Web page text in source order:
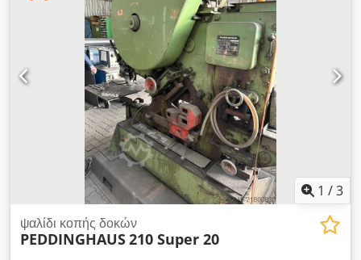
1 /3
ψαλίδι κοπής δοκών
PEDDINGHAUS210 Super 20